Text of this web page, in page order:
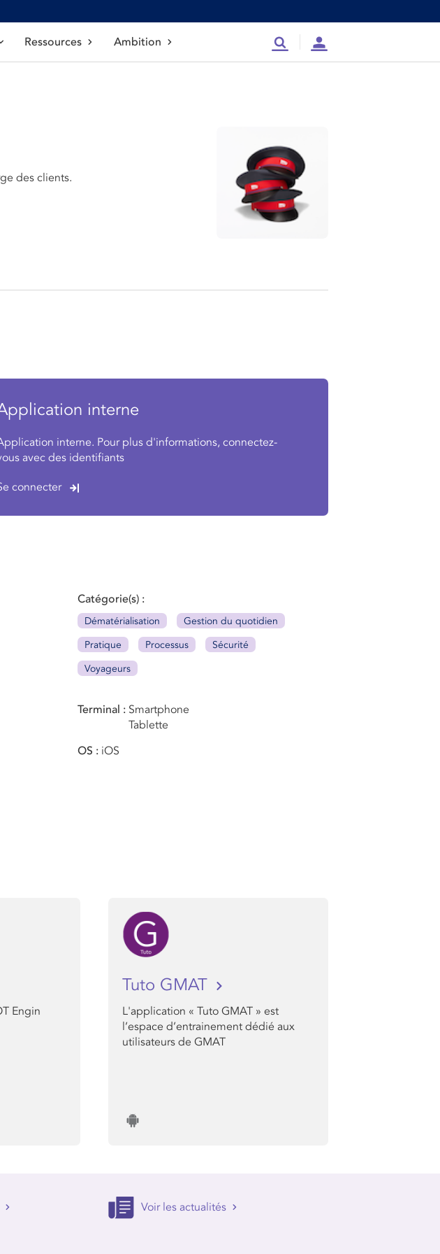
Ressources Ambition RechercheCompte
des clients.
interne
interne. Pour plus d'informations, connectez-
avec des identifiants
connecter
Catégorie(s)
Dématérialisation
Gestion du quotidien
Pratique
Processus
Sécurité
Voyageurs
Terminal
Smartphone
Tablette
OS
iOS
Engin
Tuto GMAT
L'application « Tuto GMAT » est
l’espace d’entrainement dédié aux
utilisateurs de GMAT
Voir les actualités